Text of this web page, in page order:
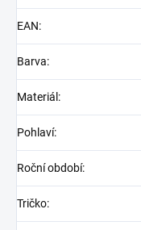
EAN:
Barva:
Materiál :
Pohlaví:
Roční období:
Tričko: